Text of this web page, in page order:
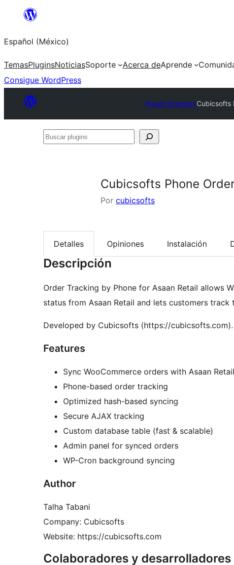
Saltar
contenido
Español (México)
TemasPluginsNoticiasSoporte Acerca deAprende
Consigue WordPress
Plugin DirectoryCubicsofts
Buscar
Cubicsofts Phone
Por cubicsofts
Detalles Opiniones Instalación
Descripción
Order Tracking by Phone for Asaan Retail allows
status from Asaan Retail and lets customers track
Developed by Cubicsofts (https://cubicsofts.com).
Features
Sync WooCommerce orders with Asaan Retail
Phone-based order tracking
Optimized hash-based syncing
Secure AJAX tracking
Custom database table (fast & scalable)
Admin panel for synced orders
WP-Cron background syncing
Author
Talha Tabani
Company: Cubicsofts
Website: https://cubicsofts.com
Colaboradores y desarrolladores